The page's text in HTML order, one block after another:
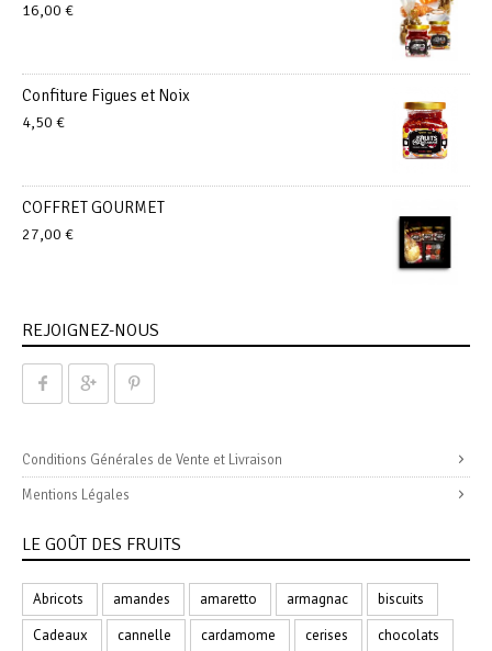
16,00 €
Confiture Figues et Noix
4,50 €
COFFRET GOURMET
27,00 €
REJOIGNEZ-NOUS
Conditions Générales de Vente et Livraison
Mentions Légales
LE GOÛT DES FRUITS
Abricots amandes amaretto armagnac
biscuits
Cadeaux
cannelle cardamome cerises
chocolats